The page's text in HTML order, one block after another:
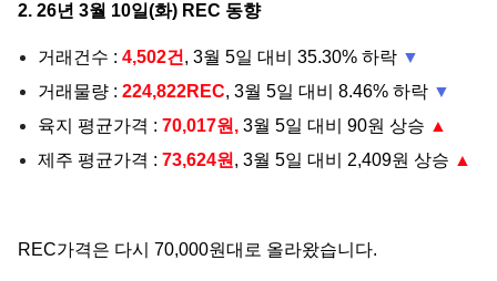
2. 26년 3월 10일(화) REC 동향
거래건수 : 4,502건 , 3월 5일 대비 35.30% 하락 ▼
거래물량 : 224,822REC, 3월 5일 대비 8.46% 하락 ▼
육지 평균가격 : 70,017원, 3월 5일 대비 90원 상승 ▲
제주 평균가격 : 73,624원 , 3월 5일 대비 2,409원 상승 ▲
REC가격은 다시 70,000원대로 올라왔습니다.